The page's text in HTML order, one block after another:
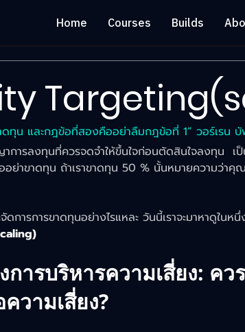
Home Courses Builds
ทุน และกฎข้อที่สองคืออย่าลืมกฎข้อที่ 1” วอร์เรน
การลงทุนที่ควรจดจำให้ขึ้นใจก่อนตัดสินใจลงทุน  เ
ย่าขาดทุน ถ้าเราขาดทุน 50 % นั้นหมายความว่าคุ
ดการการขาดทุนอย่างไรแหละ วันนี้เราจะมาหาดูใน
การบริหารความเสี่ยง: คว
วามเสี่ยง?